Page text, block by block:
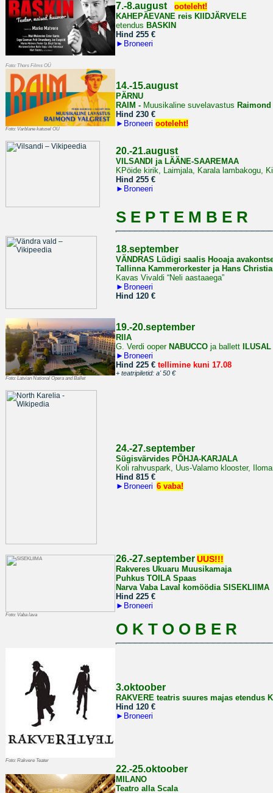
Foto: Thors Films OÜ
7.-8.august
ooteleht!
KAHEPÄEVANE reis KIIDJÄRVELE
etendus BASKIN
Hind 255 €
► Broneeri
Foto: Varblane katusel OÜ
14.-15.august
PÄRNU
RAIM - Muusikaline suvelavastus
Hind 230 €
► Broneeri ooteleht!
20.-21.august
VILSANDI ja LÄÄNE-SAAREMAA
KPöide kirik, Laimjala, Karala lambakogu,
Hind 255 €
► Broneeri
S E P T E M B E R
18.september
VÄNDRAS Lüdigi saalis Hooaja
Tallinna Kammerorkester ja Hans
Kavas Vivaldi “Neli aastaaega”
► Broneeri
Hind 120 €
Foto: Latvian National Opera and Ballet
19.-20.september
RIIA
G. Verdi ooperNABUCCO ja ballett
► Broneeri
Hind 225 € tellimine kuni 17.08
+ teatripiletid: a' 50 €
24.-27.september
Sügisvärvides PÕHJA-KARJALA
Koli rahvuspark, Uus-Valamo klooster,
Hind 815 €
► Broneeri 6 vaba!
Foto: Vaba lava
26.-27.septemberUUS!!!
Rakveres Ukuaru Muusikamaja
Puhkus TOILA Spaas
Narva Vaba Laval komöödia SISEKLIIMA
Hind 225 €
► Broneeri
O K T O O B E R
Foto: Rakvere Teater
3.oktoober
RAKVERE teatris suures majas etendus
Hind 120 €
► Broneeri
22.-25.oktoober
MILANO
Teatro alla Scala